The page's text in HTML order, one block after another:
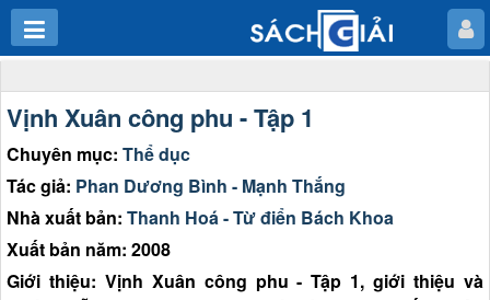
Vịnh Xuân công phu - Tập 1
Chuyên mục: Thể dục
Tác giả: Phan Dương Bình - Mạnh Thắng
Nhà xuất bản: Thanh Hoá - Từ điển Bách Khoa
Xuất bản năm: 2008
Giới thiệu: Vịnh Xuân công phu - Tập 1, giới thiệu và